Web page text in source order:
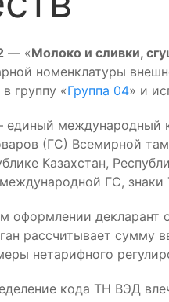
— «Молоко и сливки,
номенклатуры
группу «Группа 04» и
международный
(ГС) Всемирной
Казахстан,
ГС,
оформлении декларант
рассчитывает сумму
нетарифного
кода ТН ВЭД